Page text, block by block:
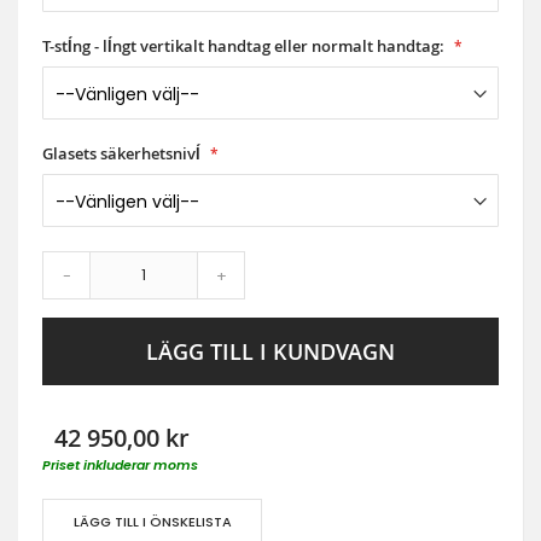
T-stĺng - lĺngt vertikalt handtag eller normalt handtag:
Glasets säkerhetsnivĺ
- +
LÄGG TILL I KUNDVAGN
42 950,00 kr
Priset inkluderar moms
LÄGG TILL I ÖNSKELISTA